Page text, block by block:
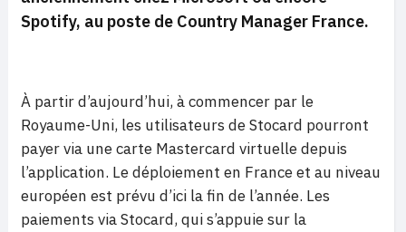
Spotify, au poste de Country Manager France.
À partir d’aujourd’hui, à commencer par le
Royaume-Uni, les utilisateurs de Stocard pourront
payer via une carte Mastercard virtuelle depuis
l’application. Le déploiement en France et au niveau
européen est prévu d’ici la fin de l’année. Les
paiements via Stocard, qui s’appuie sur la